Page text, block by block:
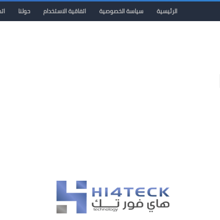
الرئيسية سياسة الخصوصية اتفاقية الاستخدام حولنا